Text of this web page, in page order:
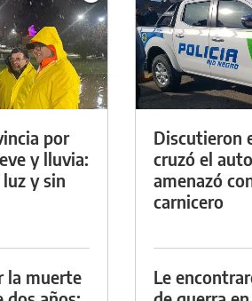
por
y lluvia:
y sin
la muerte
Discutieron
cruzó el
amenazó
carnicero
Le